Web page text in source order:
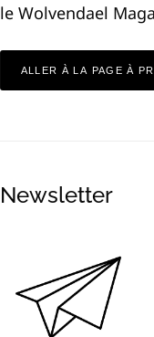
le Wolvendael
ALLER À LA PAGE À
Newsletter